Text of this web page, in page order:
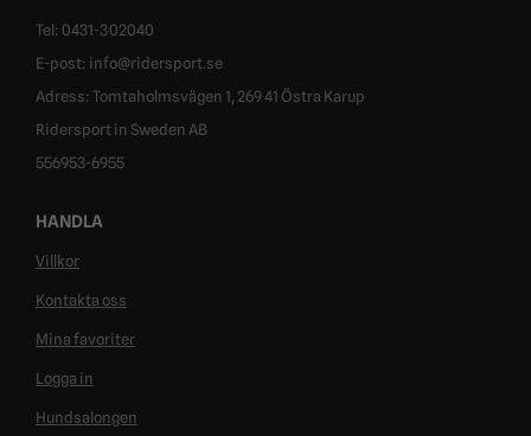
Tel: 0431-302040
E-post: info@ridersport.se
Adress: Tomtaholmsvägen 1, 269 41 Östra Karup
Ridersport in Sweden AB
556953-6955
HANDLA
Villkor
Kontakta oss
Mina favoriter
Logga in
Hundsalongen